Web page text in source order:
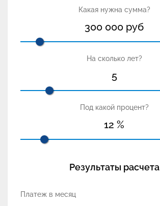
Какая нужна сумма?
300 000 руб
На сколько лет?
5
Под какой процент?
12 %
Результаты расчета
Платеж в месяц